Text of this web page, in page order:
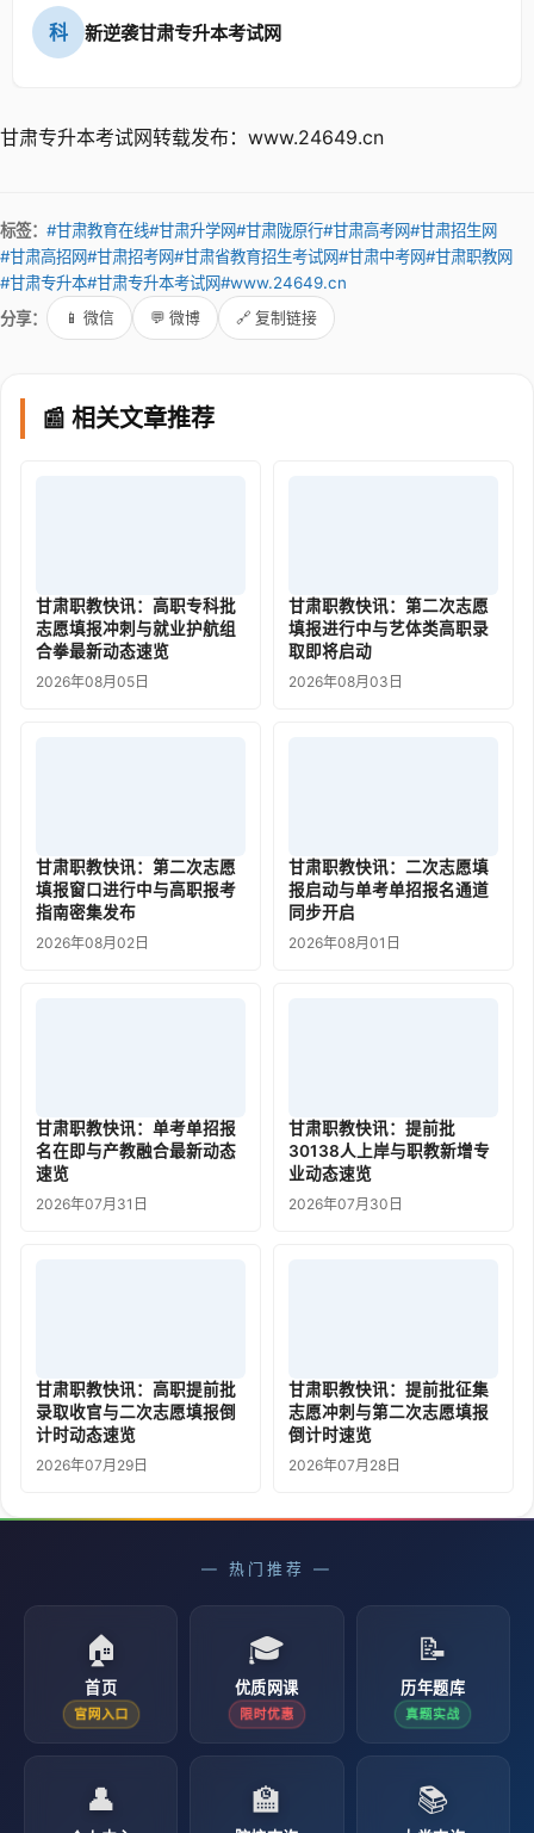
科 新逆袭甘肃专升本考试网
甘肃专升本考试网转载发布：www.24649.cn
标签： #甘肃教育在线#甘肃升学网#甘肃陇原行#甘肃高考网#甘肃招生网
#甘肃高招网#甘肃招考网#甘肃省教育招生考试网#甘肃中考网#甘肃职教网
#甘肃专升本#甘肃专升本考试网#www.24649.cn
分享：
📱 微信 💬 微博 🔗 复制链接
📰 相关文章推荐
甘肃职教快讯：高职专科批
志愿填报冲刺与就业护航组
合拳最新动态速览
2026年08月05日
甘肃职教快讯：第二次志愿
填报进行中与艺体类高职录
取即将启动
2026年08月03日
甘肃职教快讯：第二次志愿
填报窗口进行中与高职报考
指南密集发布
2026年08月02日
甘肃职教快讯：二次志愿填
报启动与单考单招报名通道
同步开启
2026年08月01日
甘肃职教快讯：单考单招报
名在即与产教融合最新动态
速览
2026年07月31日
甘肃职教快讯：提前批
30138人上岸与职教新增专
业动态速览
2026年07月30日
甘肃职教快讯：高职提前批
录取收官与二次志愿填报倒
计时动态速览
2026年07月29日
甘肃职教快讯：提前批征集
志愿冲刺与第二次志愿填报
倒计时速览
2026年07月28日
— 热门推荐 —
🏠
首页
官网入口
🎓
优质网课
限时优惠
📝
历年题库
真题实战
👤 🏫 📚